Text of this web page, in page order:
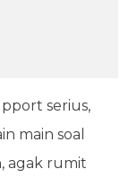
serius,
main soal
agak rumit